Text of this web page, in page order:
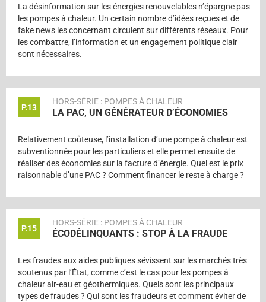
La désinformation sur les énergies renouvelables n’épargne pas
les pompes à chaleur. Un certain nombre d’idées reçues et de
fake news les concernant circulent sur différents réseaux. Pour
les combattre, l’information et un engagement politique clair
sont nécessaires.
P.13
HORS-SÉRIE : POMPES À CHALEUR
LA PAC, UN GÉNÉRATEUR D’ÉCONOMIES
Relativement coûteuse, l’installation d’une pompe à chaleur est
subventionnée pour les particuliers et elle permet ensuite de
réaliser des économies sur la facture d’énergie. Quel est le prix
raisonnable d’une PAC ? Comment financer le reste à charge ?
P.15
HORS-SÉRIE : POMPES À CHALEUR
ÉCODÉLINQUANTS : STOP À LA FRAUDE
Les fraudes aux aides publiques sévissent sur les marchés très
soutenus par l’État, comme c’est le cas pour les pompes à
chaleur air-eau et géothermiques. Quels sont les principaux
types de fraudes ? Qui sont les fraudeurs et comment éviter de